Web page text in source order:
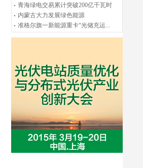
青海绿电交易累计突破200亿千瓦时
内蒙古大力发展绿色能源
准格尔旗一新能源重卡“光储充运...